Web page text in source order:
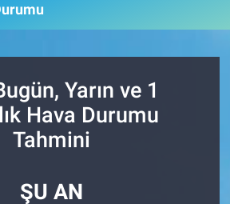
Yarın ve 1
Hava Durumu
Tahmini
ŞU AN
Yoğunluk Haritası